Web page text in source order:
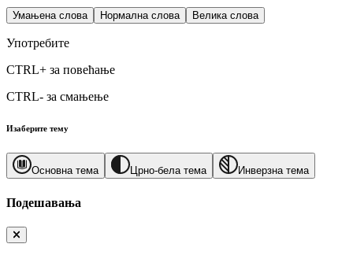
Умањена слова Нормална слова Велика слова
Употребите
CTRL+ за повећање
CTRL- за смањење
Изаберите тему
Основна тема Црно-бела тема Инверзна тема
Подешавања